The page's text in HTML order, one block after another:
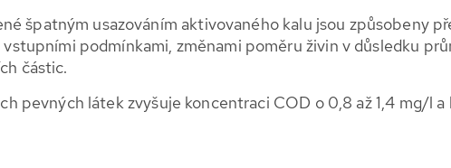
špatným usazováním aktivovaného kalu jsou způsobeny
vstupními podmínkami, změnami poměru živin v důsledku
částic.
pevných látek zvyšuje koncentraci COD o 0,8 až 1,4 mg/l